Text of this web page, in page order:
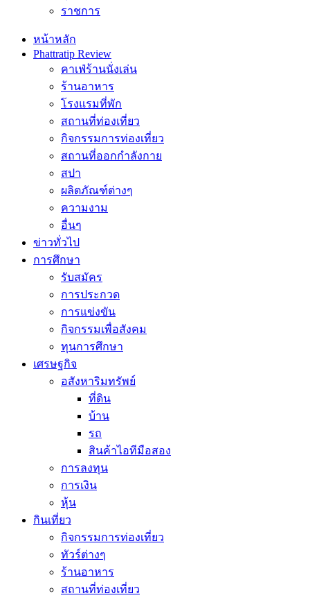
ราชการ
หน้าหลัก
Phattratip Review
คาเฟ่ร้านนั่งเล่น
ร้านอาหาร
โรงแรมที่พัก
สถานที่ท่องเที่ยว
กิจกรรมการท่องเที่ยว
สถานที่ออกกำลังกาย
สปา
ผลิตภัณฑ์ต่างๆ
ความงาม
อื่นๆ
ข่าวทั่วไป
การศึกษา
รับสมัคร
การประกวด
การแข่งขัน
กิจกรรมเพื่อสังคม
ทุนการศึกษา
เศรษฐกิจ
อสังหาริมทรัพย์
ที่ดิน
บ้าน
รถ
สินค้าไอทีมือสอง
การลงทุน
การเงิน
หุ้น
กินเที่ยว
กิจกรรมการท่องเที่ยว
ทัวร์ต่างๆ
ร้านอาหาร
สถานที่ท่องเที่ยว